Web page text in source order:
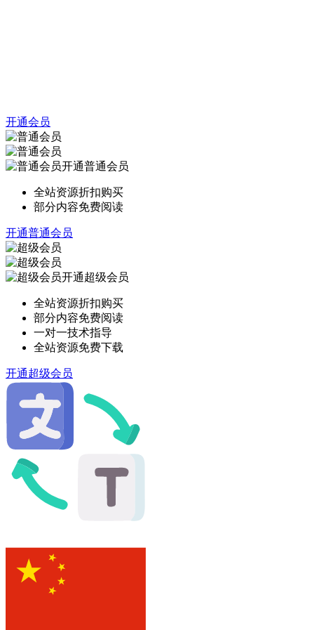
开通会员
开通普通会员
全站资源折扣购买
部分内容免费阅读
开通普通会员
开通超级会员
全站资源折扣购买
部分内容免费阅读
一对一技术指导
全站资源免费下载
开通超级会员